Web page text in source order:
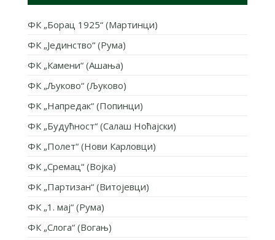
ФК „Борац 1925“ (Мартинци)
ФК „Јединство“ (Рума)
ФК „Камени“ (Ашања)
ФК „Љуково“ (Љуково)
ФК „Напредак“ (Попинци)
ФК „Будућност“ (Салаш Ноћајски)
ФК „Полет“ (Нови Карловци)
ФК „Сремац“ (Војка)
ФК „Партизан“ (Витојевци)
ФК „1. мај“ (Рума)
ФК „Слога“ (Вогањ)